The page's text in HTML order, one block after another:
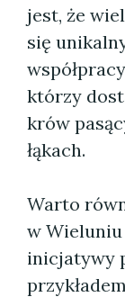
jest, że
się
którzy
krów
łąkach.
Warto
w Wieluniu
inicjatywy